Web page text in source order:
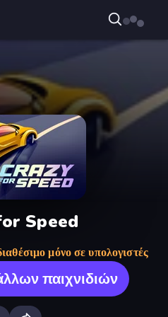
Speed
μόνο σε υπολογιστές
παιχνιδιών